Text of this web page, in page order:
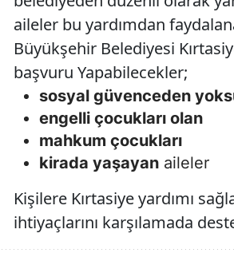
aileler bu yardımdan
Büyükşehir Belediyesi
başvuru Yapabilecekler;
sosyal güvenceden
engelli çocukları olan
mahkum çocukları
kirada yaşayan aileler
Kişilere Kırtasiye yardımı
ihtiyaçlarını karşılamada